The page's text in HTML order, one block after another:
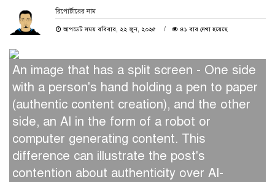
রিপোর্টারের নাম
আপডেট সময় রবিবার, ২২ জুন, ২০২৫ ৪১ বার দেখা হয়েছে
An image that has a split screen - One side
with a person's hand holding a pen to paper
(authentic content creation), and the other
side, an AI in the form of a robot or
computer generating content. This
difference can illustrate the post's
contention about authenticity over AI-